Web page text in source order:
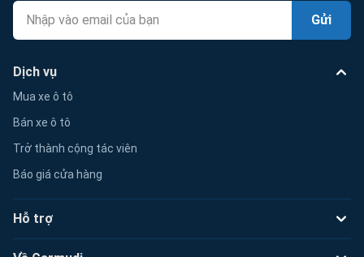
Gửi
Dịch vụ
Mua xe ô tô
Bán xe ô tô
Trở thành cộng tác viên
Báo giá cửa hàng
Hỗ trợ